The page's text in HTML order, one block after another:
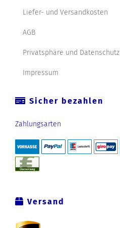
Liefer- und Versandkosten
AGB
Privatsphäre und Datenschutz
Impressum
Sicher bezahlen
Zahlungsarten
Versand